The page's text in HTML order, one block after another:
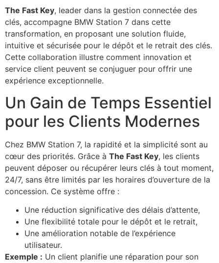
The Fast Key, leader dans la gestion connectée des
clés, accompagne BMW Station 7 dans cette
transformation, en proposant une solution fluide,
intuitive et sécurisée pour le dépôt et le retrait des clés.
Cette collaboration illustre comment innovation et
service client peuvent se conjuguer pour offrir une
expérience exceptionnelle.
Un Gain de Temps Essentiel
pour les Clients Modernes
Chez BMW Station 7, la rapidité et la simplicité sont au
cœur des priorités. Grâce à The Fast Key, les clients
peuvent déposer ou récupérer leurs clés à tout moment,
24/7, sans être limités par les horaires d’ouverture de la
concession. Ce système offre :
Une réduction significative des délais d’attente,
Une flexibilité totale pour le dépôt et le retrait,
Une amélioration notable de l’expérience
utilisateur.
Exemple : Un client planifie une réparation pour son